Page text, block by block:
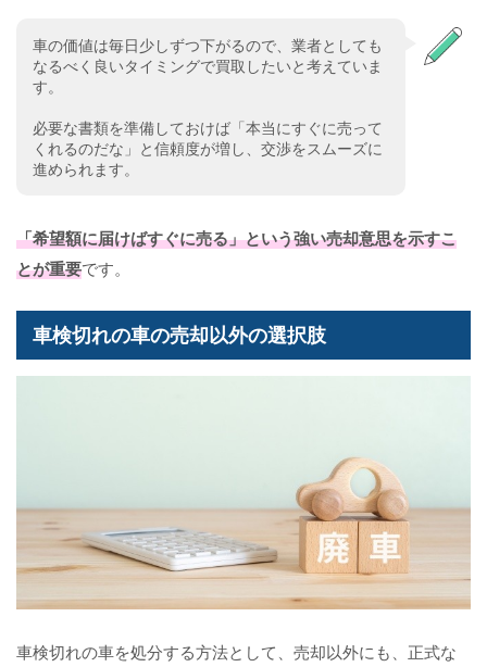
車の価値は毎日少しずつ下がるので、業者としても
なるべく良いタイミングで買取したいと考えていま
す。
必要な書類を準備しておけば「本当にすぐに売って
くれるのだな」と信頼度が増し、交渉をスムーズに
進められます。
「希望額に届けばすぐに売る」という強い売却意思を示すこ
とが重要です。
車検切れの車の売却以外の選択肢
車検切れの車を処分する方法として、売却以外にも、正式な